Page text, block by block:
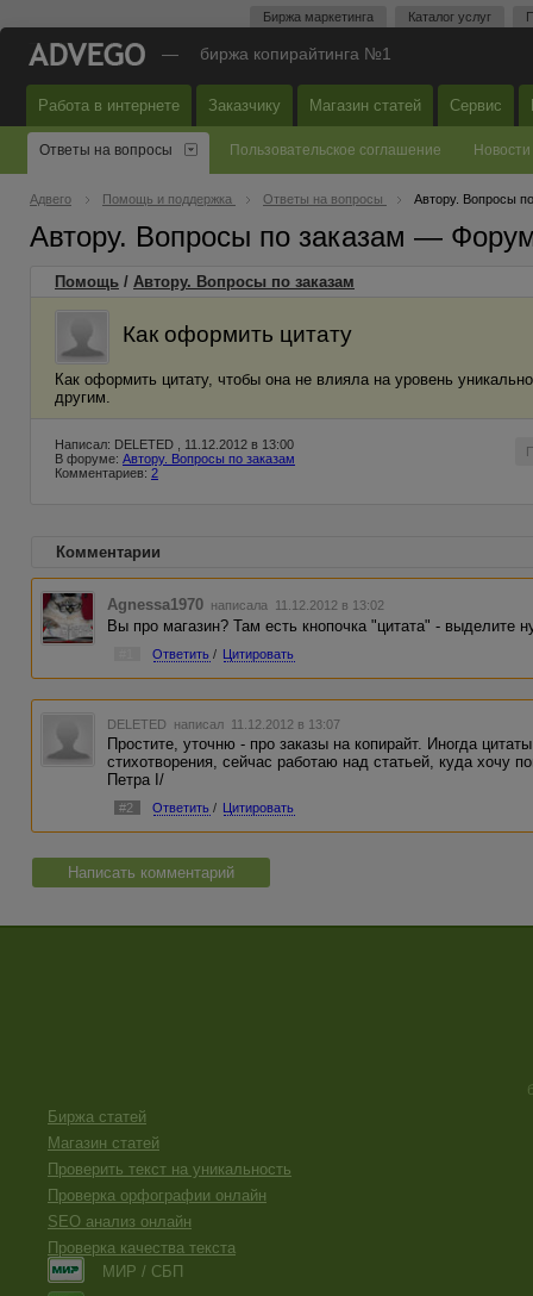
Биржа маркетинга Каталог услуг
— биржа копирайтинга №1
Работа в интернете Заказчику Магазин статей Сервис
Ответы на вопросы Пользовательское соглашение Новости
Адвего Помощь и поддержка Ответы на вопросы Автору. Вопросы
Автору. Вопросы по заказам —
Помощь / Автору. Вопросы по заказам
Как оформить цитату
Как оформить цитату, чтобы она не влияла на уровень
другим.
Написал: DELETED , 11.12.2012 в 13:00
В форуме: Автору. Вопросы по заказам
Комментариев: 2
Комментарии
Agnessa1970 написала 11.12.2012 в 13:02
Вы про магазин? Там есть кнопочка "цитата" - выделите
Ответить / Цитировать
DELETED написал 11.12.2012 в 13:07
Простите, уточню - про заказы на копирайт. Иногда
стихотворения, сейчас работаю над статьей, куда хочу
Петра I/
#2 Ответить / Цитировать
Написать комментарий
Биржа статей
Магазин статей
Проверить текст на уникальность
Проверка орфографии онлайн
SEO анализ онлайн
Проверка качества текста
МИР / СБП